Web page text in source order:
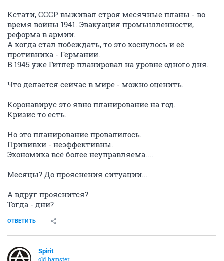
Кстати, СССР выживал строя месячные планы - во
время войны 1941. Эвакуация промышленности,
реформа в армии.
А когда стал побеждать, то это коснулось и её
противника - Германии.
В 1945 уже Гитлер планировал на уровне одного дня.
Что делается сейчас в мире - можно оценить.
Коронавирус это явно планирование на год.
Кризис то есть.
Но это планирование провалилось.
Прививки - неэффективны.
Экономика всё более неуправляема....
Месяцы? До прояснения ситуации...
А вдруг прояснится?
Тогда - дни?
ОТВЕТИТЬ
Spirit
old hamster